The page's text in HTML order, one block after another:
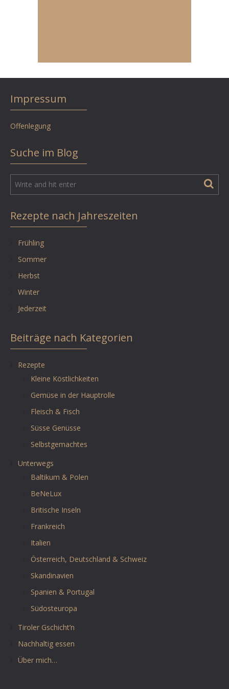
Impressum
Offenlegung
Suche im Blog
Rezepte nach Jahreszeiten
Frühling
Sommer
Herbst
Winter
Jederzeit
Beiträge nach Kategorien
Rezepte
Kleine Köstlichkeiten
Gemüse in der Hauptrolle
Fleisch & Fisch
Süsse Genüsse
Selbstgemachtes
Unterwegs
Baltikum & Polen
BeNeLux
Britische Inseln
Frankreich
Italien
Österreich, Deutschland & Schweiz
Skandinavien
Spanien & Portugal
Südosteuropa
Tiroler Gschicht’n
Nachhaltig essen
Über mich…